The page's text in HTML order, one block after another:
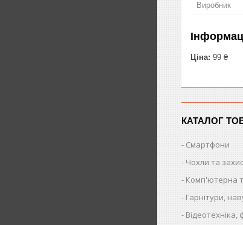
Виробник
Ціна: 99 ₴
КАТАЛОГ
Смартфони
Чохли та
Комп'ютерна
Гарнітури,
Відеотехніка,